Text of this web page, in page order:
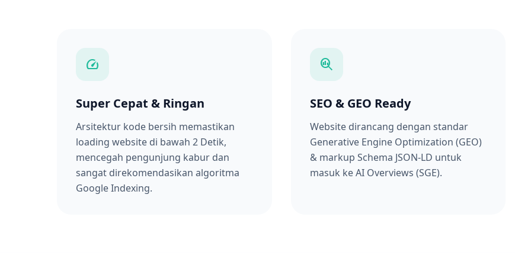
speed
Super Cepat & Ringan
Arsitektur kode bersih memastikan
loading website di bawah 2 Detik,
mencegah pengunjung kabur dan
sangat direkomendasikan algoritma
Google Indexing.
search_insights
SEO & GEO Ready
Website dirancang dengan standar
Generative Engine Optimization (GEO)
& markup Schema JSON-LD untuk
masuk ke AI Overviews (SGE).